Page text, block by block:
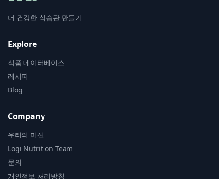
더 건강한 식습관 만들기
Explore
식품 데이터베이스
레시피
Blog
Company
우리의 미션
Logi Nutrition Team
문의
개인정보 처리방침